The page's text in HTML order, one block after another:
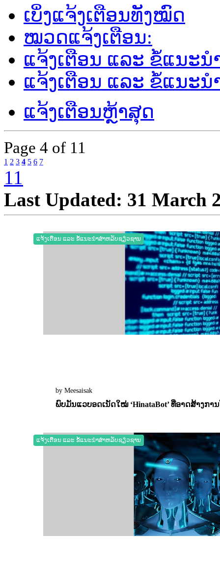
ເບິ່ງແຈ້ງເຕືອນທັງໝົດ
ໝວດແຈ້ງເຕືອນ:
ແຈ້ງເຕືອນ ແລະ ຂໍ້ແນະ
ແຈ້ງເຕືອນ ແລະ ຂໍ້ແນະນ
ແຈ້ງເຕືອນຫຼ້າສຸດ
Page 4 of 11
1 2 3 4 5 6 7
11
Last Updated: 31 March
ແຈ້ງເຕືອນ ແລະ ຂໍ້ແນະນຳສຳຫລັບຊຽ່ວຊານ
by Meesaisak
ພົບມັນແວບອດເນັດໃໝ່ ‘HinataBot’ ທີ່ອາດສ້າງກາ
ແຈ້ງເຕືອນ ແລະ ຂໍ້ແນະນຳສຳຫລັບຊຽ່ວຊານ